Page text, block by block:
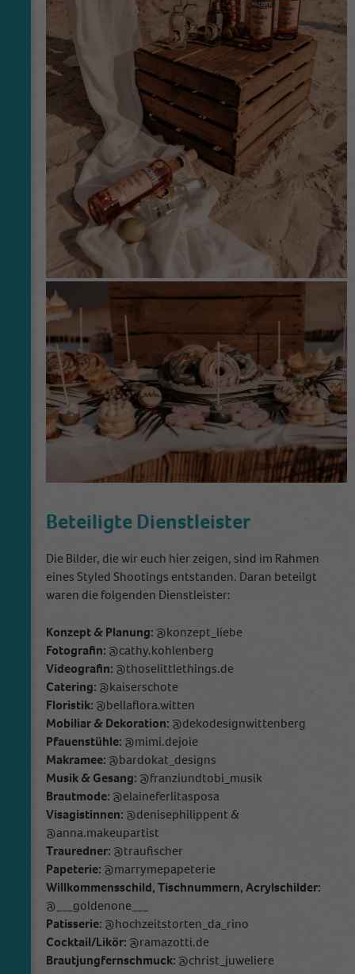
Beteiligte Dienstleister
Die Bilder, die wir euch hier zeigen, sind im Rahmen
eines Styled Shootings entstanden. Daran beteilgt
waren die folgenden Dienstleister:
Konzept & Planung: @konzept_liebe
Fotografin: @cathy.kohlenberg
Videografin: @thoselittlethings.de
Catering: @kaiserschote
Floristik: @bellaflora.witten
Mobiliar & Dekoration: @dekodesignwittenberg
Pfauenstühle: @mimi.dejoie
Makramee: @bardokat_designs
Musik & Gesang: @franziundtobi_musik
Brautmode: @elaineferlitasposa
Visagistinnen: @denisephilippent &
@anna.makeupartist
Trauredner: @traufischer
Papeterie: @marrymepapeterie
Willkommensschild, Tischnummern, Acrylschilder:
@___goldenone___
Patisserie: @hochzeitstorten_da_rino
Cocktail/Likör: @ramazotti.de
Brautjungfernschmuck: @christ_juweliere